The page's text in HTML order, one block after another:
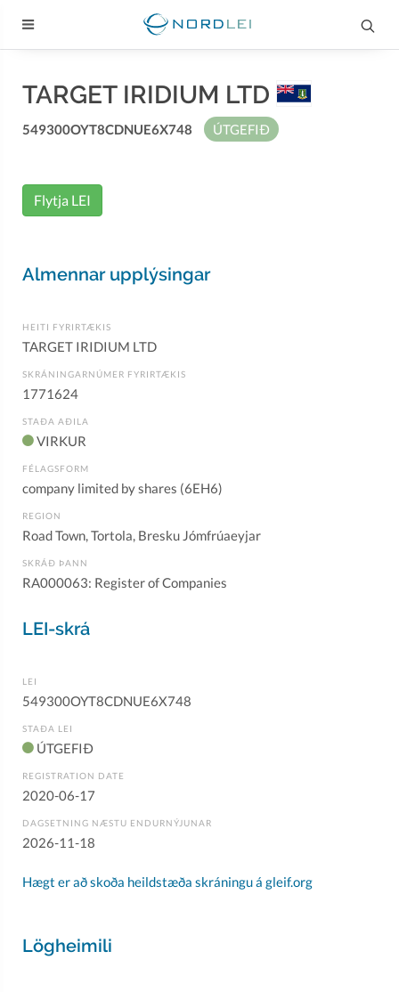
TARGET IRIDIUM LTD
549300OYT8CDNUE6X748 ÚTGEFIÐ
Flytja LEI
Almennar upplýsingar
HEITI FYRIRTÆKIS
TARGET IRIDIUM LTD
SKRÁNINGARNÚMER FYRIRTÆKIS
1771624
STAÐA AÐILA
VIRKUR
FÉLAGSFORM
company limited by shares (6EH6)
REGION
Road Town, Tortola, Bresku Jómfrúaeyjar
SKRÁÐ ÞANN
RA000063: Register of Companies
LEI-skrá
LEI
549300OYT8CDNUE6X748
STAÐA LEI
ÚTGEFIÐ
REGISTRATION DATE
2020-06-17
DAGSETNING NÆSTU ENDURNÝJUNAR
2026-11-18
Hægt er að skoða heildstæða skráningu á gleif.org
Lögheimili